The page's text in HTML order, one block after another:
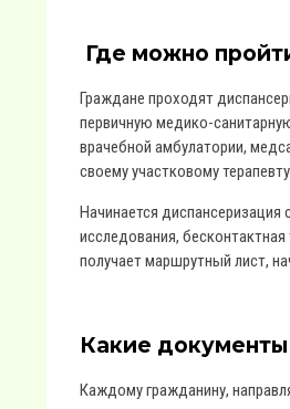
Где можно
Граждане проходят
первичную медико-
врачебной амбулатории,
своему участковому
Начинается диспансеризация
исследования,
получает маршрутный лист,
Какие
Каждому гражданину,